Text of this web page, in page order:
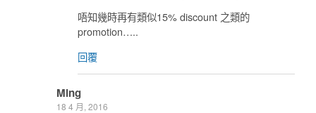
唔知幾時再有類似15% discount 之類的
promotion…..
回覆
Ming
18 4 月, 2016